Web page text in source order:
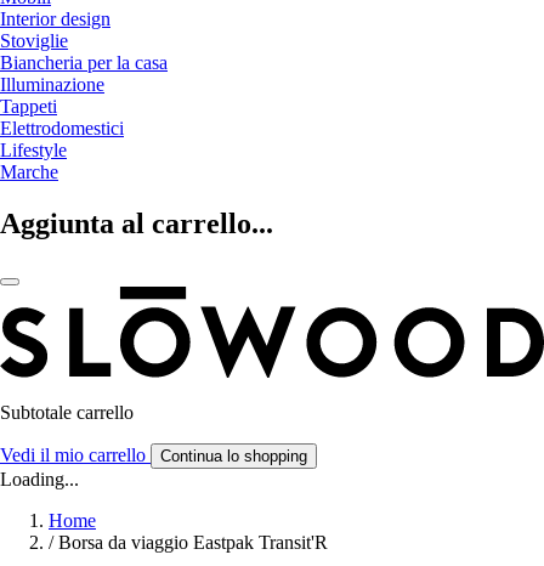
Interior design
Stoviglie
Biancheria per la casa
Illuminazione
Tappeti
Elettrodomestici
Lifestyle
Marche
Aggiunta al carrello...
Subtotale carrello
Vedi il mio carrello Continua lo shopping
Loading...
Home
/ Borsa da viaggio Eastpak Transit'R